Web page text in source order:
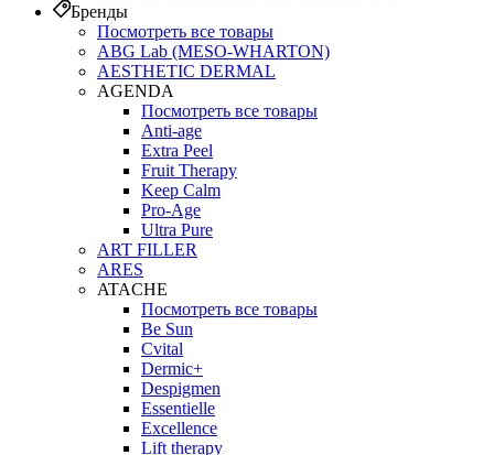
Бренды
Посмотреть все товары
ABG Lab (MESO-WHARTON)
AESTHETIC DERMAL
AGENDA
Посмотреть все товары
Anti-age
Extra Peel
Fruit Therapy
Keep Calm
Pro‑Age
Ultra Pure
ART FILLER
ARES
ATACHE
Посмотреть все товары
Be Sun
Cvital
Dermic+
Despigmen
Essentielle
Excellence
Lift therapy